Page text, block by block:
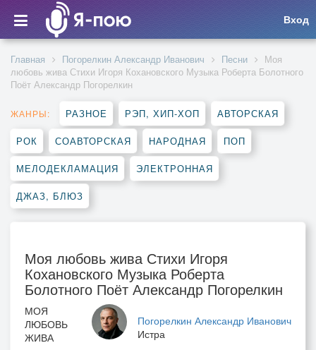
Вход
Главная Погорелкин Александр Иванович Песни
Моя
любовь жива Стихи Игоря Кохановского Музыка Роберта Болотного
Поёт Александр Погорелкин
ЖАНРЫ: РАЗНОЕ РЭП, ХИП-ХОП АВТОРСКАЯ
РОК СОАВТОРСКАЯ НАРОДНАЯ ПОП
МЕЛОДЕКЛАМАЦИЯ ЭЛЕКТРОННАЯ
ДЖАЗ, БЛЮЗ
Моя любовь жива Стихи Игоря
Кохановского Музыка Роберта
Болотного Поёт Александр Погорелкин
Погорелкин Александр Иванович
Истра
МОЯ
ЛЮБОВЬ
ЖИВА